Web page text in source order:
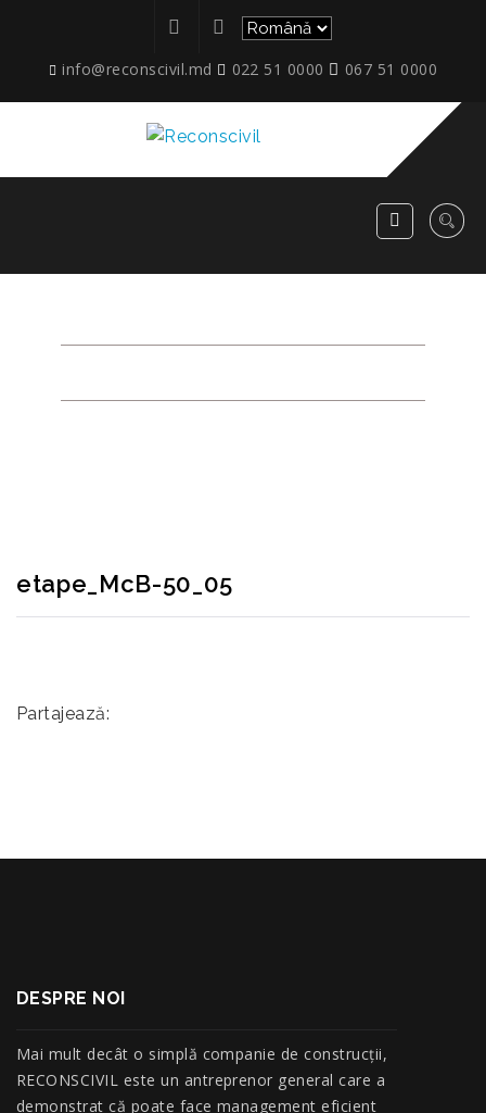
info@reconscivil.md 022 51 0000 067 51 0000
etape_McB-50_05
Partajează:
DESPRE NOI
Mai mult decât o simplă companie de construcţii,
RECONSCIVIL este un antreprenor general care a
demonstrat că poate face management eficient